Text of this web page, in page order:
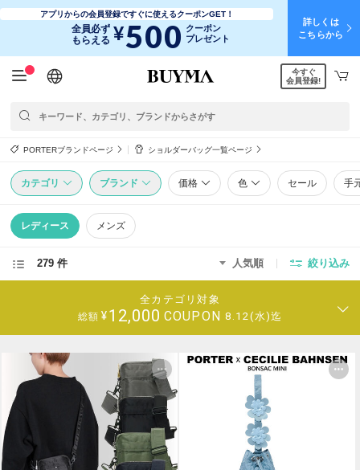
アプリからの会員登録ですぐに使えるクーポンGET！
全員必ず
もらえる ¥500 クーポン
プレゼント
詳しくは
こちらから
日本語
English
简体中文
繁體中文
今すぐ
会員登録!
PORTERブランドページ ショルダーバッグ一覧ページ
カテゴリ ブランド 価格 色 セール 手
レディース メンズ
279 件 人気順 絞り込み
全カテゴリ対象
総額 ¥12,000 COUPON 8.12(水)迄